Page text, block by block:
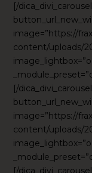
[/
image=”https://
content/uploads/
[/
image=”https://
content/uploads/
[/